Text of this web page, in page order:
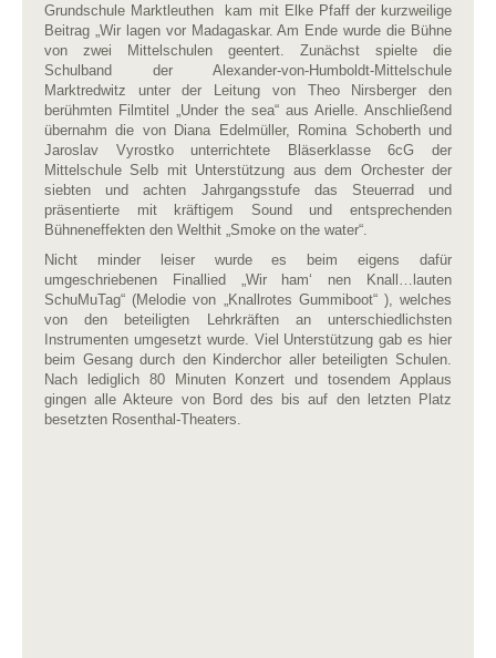
Grundschule Marktleuthen kam mit Elke Pfaff der kurzweilige
Beitrag „Wir lagen vor Madagaskar. Am Ende wurde die Bühne
von zwei Mittelschulen geentert. Zunächst spielte die
Schulband der Alexander-von-Humboldt-Mittelschule
Marktredwitz unter der Leitung von Theo Nirsberger den
berühmten Filmtitel „Under the sea“ aus Arielle. Anschließend
übernahm die von Diana Edelmüller, Romina Schoberth und
Jaroslav Vyrostko unterrichtete Bläserklasse 6cG der
Mittelschule Selb mit Unterstützung aus dem Orchester der
siebten und achten Jahrgangsstufe das Steuerrad und
präsentierte mit kräftigem Sound und entsprechenden
Bühneneffekten den Welthit „Smoke on the water“.
Nicht minder leiser wurde es beim eigens dafür
umgeschriebenen Finallied „Wir ham‘ nen Knall…lauten
SchuMuTag“ (Melodie von „Knallrotes Gummiboot“ ), welches
von den beteiligten Lehrkräften an unterschiedlichsten
Instrumenten umgesetzt wurde. Viel Unterstützung gab es hier
beim Gesang durch den Kinderchor aller beteiligten Schulen.
Nach lediglich 80 Minuten Konzert und tosendem Applaus
gingen alle Akteure von Bord des bis auf den letzten Platz
besetzten Rosenthal-Theaters.